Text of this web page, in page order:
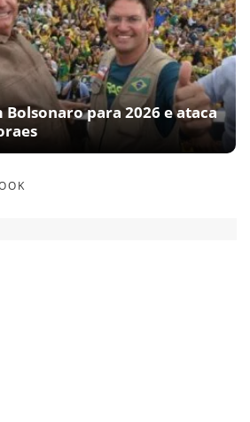
Bolsonaro para 2026 e ataca